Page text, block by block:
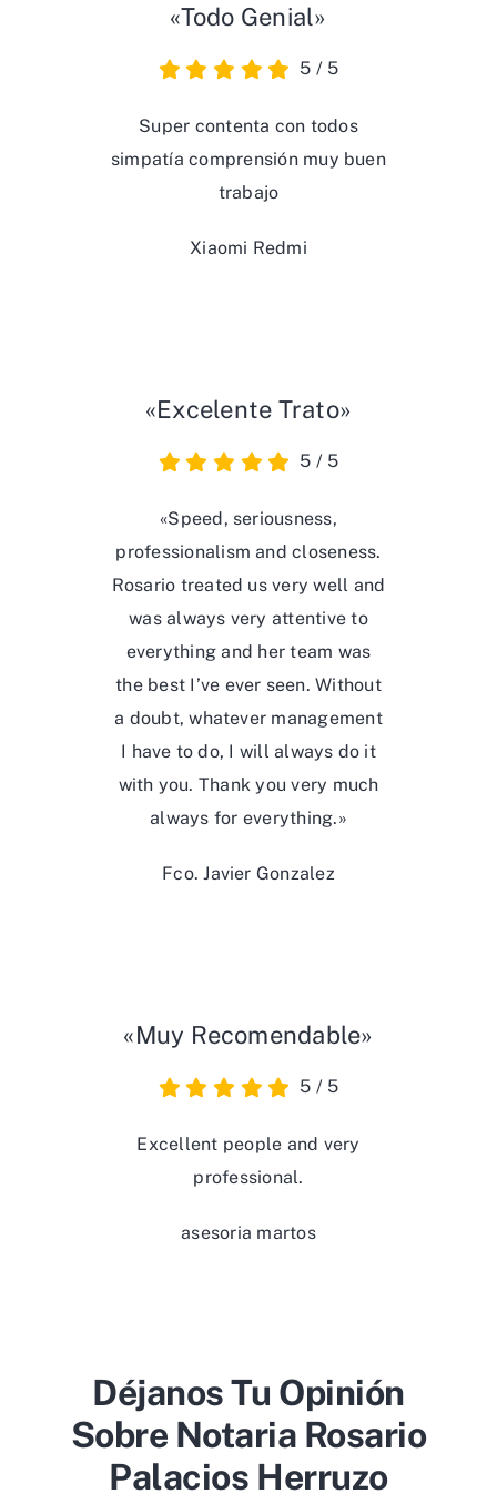
«Todo Genial»
5 / 5
Super contenta con todos
simpatía comprensión muy buen
trabajo
Xiaomi Redmi
«Excelente Trato»
5 / 5
«Speed, seriousness,
professionalism and closeness.
Rosario treated us very well and
was always very attentive to
everything and her team was
the best I’ve ever seen. Without
a doubt, whatever management
I have to do, I will always do it
with you. Thank you very much
always for everything.»
Fco. Javier Gonzalez
«Muy Recomendable»
5 / 5
Excellent people and very
professional.
asesoria martos
Déjanos Tu Opinión
Sobre Notaria Rosario
Palacios Herruzo